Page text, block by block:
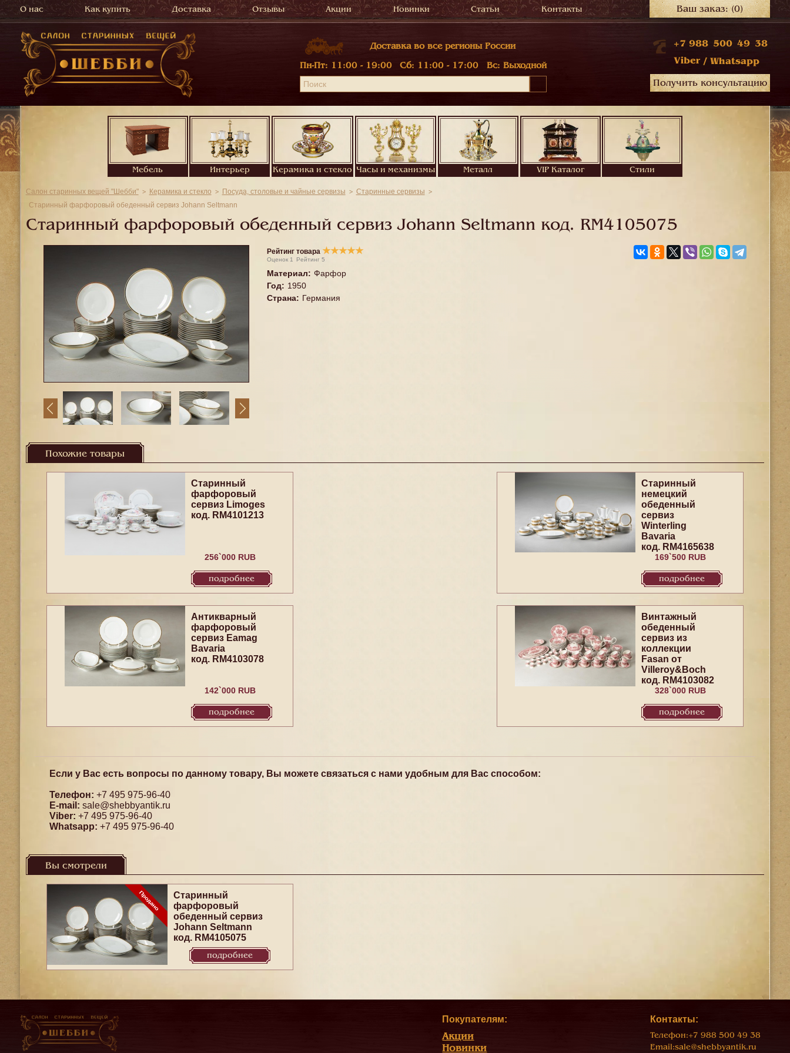
О нас Как купить Доставка Отзывы Акции Новинки Статьи Контакты Ваш заказ:(0)
Доставка во все регионы России
Пн-Пт: 11:00 - 19:00 Сб: 11:00 - 17:00 Вс: Выходной
+7 988 500 49 38
Viber / Whatsapp
Получить консультацию
Мебель Интерьер Керамика и стекло Часы и механизмы Металл VIP Каталог Стили
Салон старинных вещей "Шебби" Керамика и стекло Посуда, столовые и чайные сервизы
Старинные сервизы
Старинный фарфоровый обеденный сервиз Johann Seltmann
Старинный фарфоровый обеденный сервиз Johann Seltmann код. RM4105075
Рейтинг товара ★★★★★
Оценок 1 Рейтинг 5
Материал: Фарфор
Год: 1950
Страна: Германия
Похожие товары
Старинный
фарфоровый
сервиз Limoges
код. RM4101213
256`000 RUB
подробнее
Старинный
немецкий
обеденный
сервиз
Winterling
Bavaria
код. RM4165638
169`500 RUB
подробнее
Антикварный
фарфоровый
сервиз Eamag
Bavaria
код. RM4103078
142`000 RUB
подробнее
Винтажный
обеденный
сервиз из
коллекции
Fasan от
Villeroy&Boch
код. RM4103082
328`000 RUB
подробнее
Если у Вас есть вопросы по данному товару, Вы можете связаться с нами удобным для Вас способом:
Телефон: +7 495 975-96-40
E-mail: sale@shebbyantik.ru
Viber: +7 495 975-96-40
Whatsapp: +7 495 975-96-40
Вы смотрели
Старинный
фарфоровый
обеденный сервиз
Johann Seltmann
код. RM4105075
подробнее
Покупателям:
Акции
Новинки
Контакты:
Телефон:+7 988 500 49 38
Email:sale@shebbyantik.ru